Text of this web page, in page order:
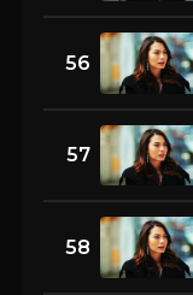
56
57
58